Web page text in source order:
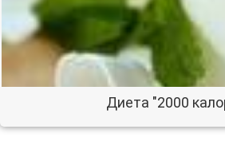
Диета "2000